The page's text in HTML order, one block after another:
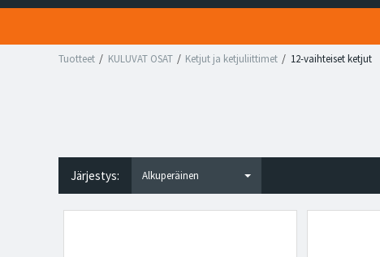
Tuotteet KULUVAT OSAT Ketjut ja ketjuliittimet 12-vaihteiset ketjut
Järjestys: